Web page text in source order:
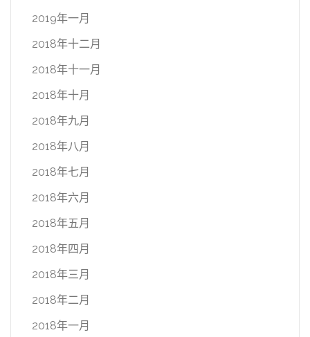
2019年一月
2018年十二月
2018年十一月
2018年十月
2018年九月
2018年八月
2018年七月
2018年六月
2018年五月
2018年四月
2018年三月
2018年二月
2018年一月